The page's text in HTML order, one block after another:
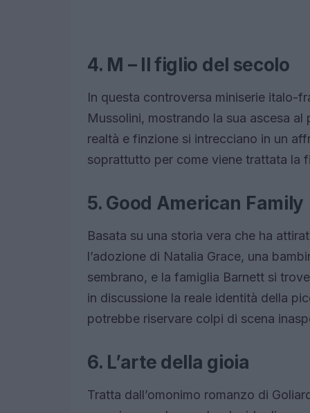
4. M – Il figlio del secolo
In questa controversa miniserie italo-
Mussolini, mostrando la sua ascesa
realtà e finzione si intrecciano in un
soprattutto per come viene trattata la
5. Good American Family
Basata su una storia vera che ha
l’adozione di Natalia Grace, una
sembrano, e la famiglia Barnett si
in discussione la reale identità della
potrebbe riservare colpi di scena
6. L’arte della gioia
Tratta dall’omonimo romanzo di